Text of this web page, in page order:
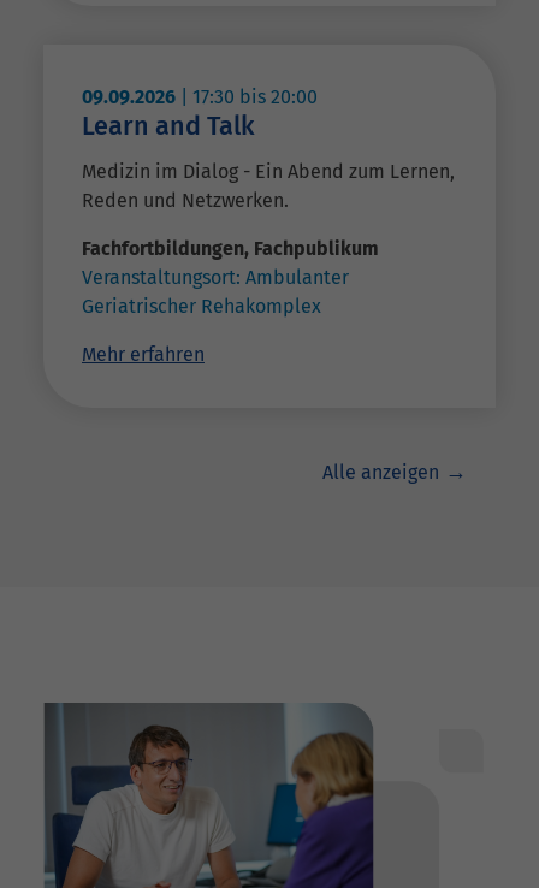
09.09.2026 17:30 bis 20:00
Learn and Talk
Medizin im Dialog - Ein Abend zum Lernen,
Reden und Netzwerken.
Fachfortbildungen, Fachpublikum
Veranstaltungsort: Ambulanter
Geriatrischer Rehakomplex
Mehr erfahren
Alle anzeigen